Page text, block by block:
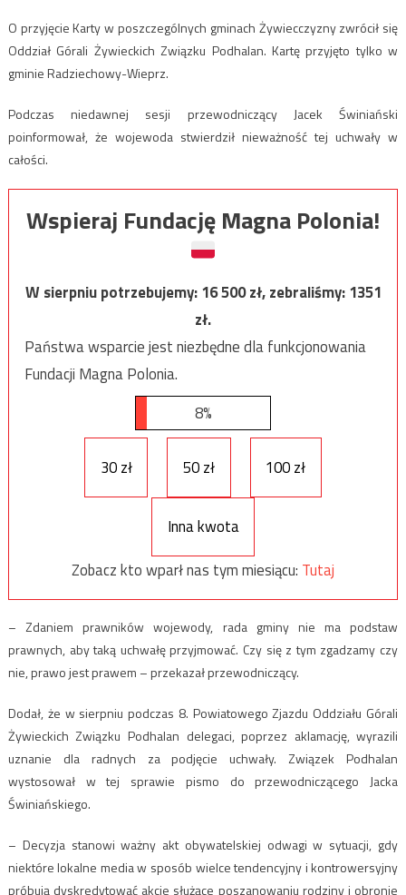
O przyjęcie Karty w poszczególnych gminach Żywiecczyzny zwrócił się
Oddział Górali Żywieckich Związku Podhalan. Kartę przyjęto tylko w
gminie Radziechowy-Wieprz.
Podczas niedawnej sesji przewodniczący Jacek Świniański
poinformował, że wojewoda stwierdził nieważność tej uchwały w
całości.
Wspieraj Fundację Magna Polonia!
W sierpniu potrzebujemy:16 500zł, zebraliśmy:1351
zł.
Państwa wsparcie jest niezbędne dla funkcjonowania
Fundacji Magna Polonia.
8%
30 zł 50 zł 100 zł
Inna kwota
Zobacz kto wparł nas tym miesiącu: Tutaj
– Zdaniem prawników wojewody, rada gminy nie ma podstaw
prawnych, aby taką uchwałę przyjmować. Czy się z tym zgadzamy czy
nie, prawo jest prawem – przekazał przewodniczący.
Dodał, że w sierpniu podczas 8. Powiatowego Zjazdu Oddziału Górali
Żywieckich Związku Podhalan delegaci, poprzez aklamację, wyrazili
uznanie dla radnych za podjęcie uchwały. Związek Podhalan
wystosował w tej sprawie pismo do przewodniczącego Jacka
Świniańskiego.
– Decyzja stanowi ważny akt obywatelskiej odwagi w sytuacji, gdy
niektóre lokalne media w sposób wielce tendencyjny i kontrowersyjny
próbują dyskredytować akcje służące poszanowaniu rodziny i obronie